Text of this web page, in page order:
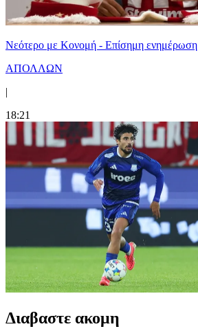
Νεότερο με Κονομή - Επίσημη ενημέρωση
ΑΠΟΛΛΩΝ
|
18:21
Διαβαστε ακομη